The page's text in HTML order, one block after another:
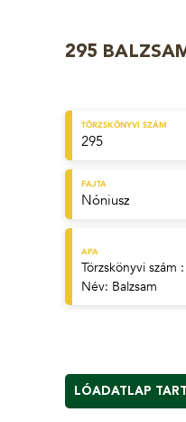
295
TÖRZSKÖNYVI SZÁM
295
FAJTA
Nóniusz
APA
Törzskönyvi szám
Név: Balzsam
LÓADATLAP